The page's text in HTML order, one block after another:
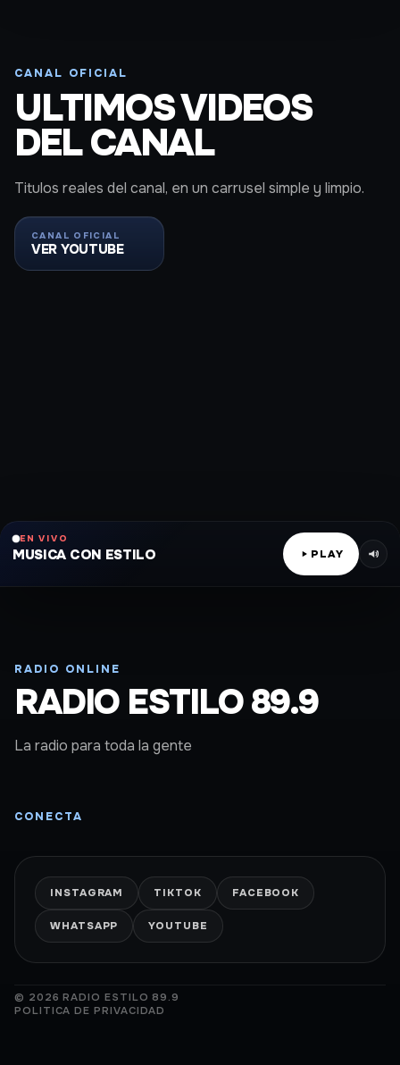
CANAL OFICIAL
ULTIMOS VIDEOS
DEL CANAL
Titulos reales del canal, en un carrusel simple y limpio.
CANAL OFICIAL
VER YOUTUBE
EN VIVO
MUSICA CON ESTILO PLAY
RADIO ONLINE
RADIO ESTILO 89.9
La radio para toda la gente
CONECTA
INSTAGRAM TIKTOK FACEBOOK
WHATSAPP YOUTUBE
© 2026 RADIO ESTILO 89.9
POLITICA DE PRIVACIDAD